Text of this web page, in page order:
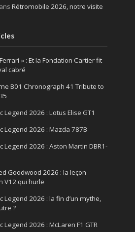
Rétromobile 2026, notre visite
» : Et la Fondation Cartier fit
cabré
B01 Chronograph 41 Tribute to
Legend 2026 : Lotus Elise GT1
Legend 2026 : Mazda 787B
Legend 2026 : Aston Martin DBR1-
Goodwood 2026 : la leçon
V12 qui hurle
Legend 2026 : la fin d’un mythe,
?
Legend 2026 : McLaren F1 GTR